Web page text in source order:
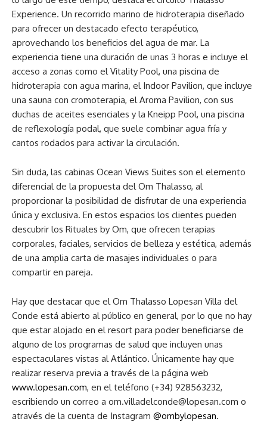
Experience. Un recorrido marino de hidroterapia diseñado
para ofrecer un destacado efecto terapéutico,
aprovechando los beneficios del agua de mar. La
experiencia tiene una duración de unas 3 horas e incluye el
acceso a zonas como el Vitality Pool, una piscina de
hidroterapia con agua marina, el Indoor Pavilion, que incluye
una sauna con cromoterapia, el Aroma Pavilion, con sus
duchas de aceites esenciales y la Kneipp Pool, una piscina
de reflexología podal, que suele combinar agua fría y
cantos rodados para activar la circulación.
Sin duda, las cabinas Ocean Views Suites son el elemento
diferencial de la propuesta del Om Thalasso, al
proporcionar la posibilidad de disfrutar de una experiencia
única y exclusiva. En estos espacios los clientes pueden
descubrir los Rituales by Om, que ofrecen terapias
corporales, faciales, servicios de belleza y estética, además
de una amplia carta de masajes individuales o para
compartir en pareja.
Hay que destacar que el Om Thalasso Lopesan Villa del
Conde está abierto al público en general, por lo que no hay
que estar alojado en el resort para poder beneficiarse de
alguno de los programas de salud que incluyen unas
espectaculares vistas al Atlántico. Únicamente hay que
realizar reserva previa a través de la página web
www.lopesan.com, en el teléfono (+34) 928563232,
escribiendo un correo a om.villadelconde@lopesan.com o
através de la cuenta de Instagram @ombylopesan.